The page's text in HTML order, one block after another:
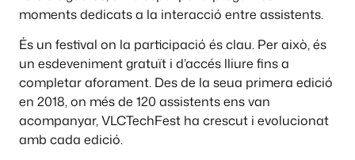
moments dedicats a la interacció entre assistents.
És un festival on la participació és clau. Per això, és
un esdeveniment gratuït i d’accés lliure fins a
completar aforament. Des de la seua primera edició
en 2018, on més de 120 assistents ens van
acompanyar, VLCTechFest ha crescut i evolucionat
amb cada edició.